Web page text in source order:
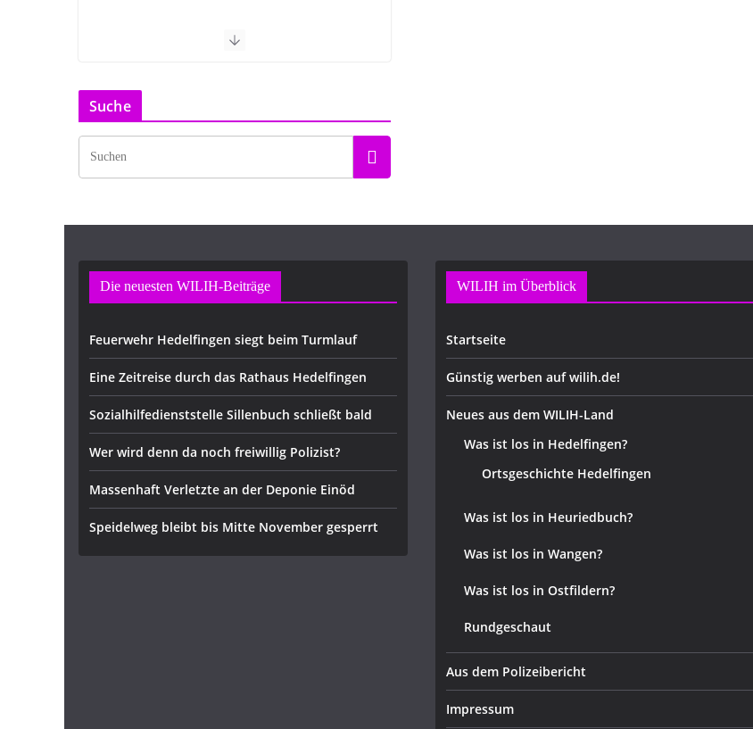
Suche
Die neuesten WILIH-Beiträge
Feuerwehr Hedelfingen siegt beim Turmlauf
Eine Zeitreise durch das Rathaus Hedelfingen
Sozialhilfedienststelle Sillenbuch schließt bald
Wer wird denn da noch freiwillig Polizist?
Massenhaft Verletzte an der Deponie Einöd
Speidelweg bleibt bis Mitte November gesperrt
WILIH im Überblick
Startseite
Günstig werben auf wilih.de!
Neues aus dem WILIH-Land
Was ist los in Hedelfingen?
Ortsgeschichte Hedelfingen
Was ist los in Heuriedbuch?
Was ist los in Wangen?
Was ist los in Ostfildern?
Rundgeschaut
Aus dem Polizeibericht
Impressum